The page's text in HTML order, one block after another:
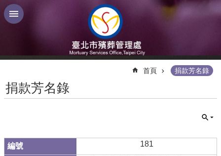
跳到主要內容區塊
首頁 捐款芳名錄
捐款芳名錄
181